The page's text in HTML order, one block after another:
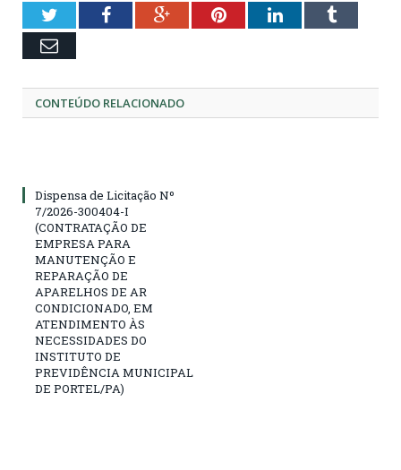
TwitterFacebookGoogle+PinterestLinkedInTumblr
Email
CONTEÚDO RELACIONADO
Dispensa de Licitação Nº
7/2026-300404-I
(CONTRATAÇÃO DE
EMPRESA PARA
MANUTENÇÃO E
REPARAÇÃO DE
APARELHOS DE AR
CONDICIONADO, EM
ATENDIMENTO ÀS
NECESSIDADES DO
INSTITUTO DE
PREVIDÊNCIA MUNICIPAL
DE PORTEL/PA)